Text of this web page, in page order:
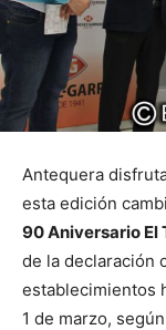
Antequera
esta edición
90 Aniversario El
de la declaración
establecimientos
1 de marzo,